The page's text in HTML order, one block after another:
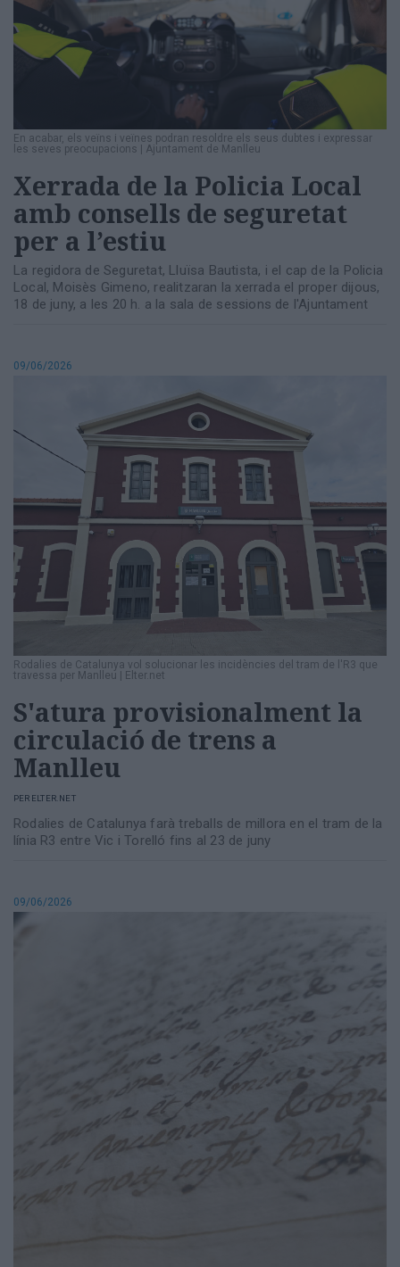
En acabar, els veïns i veïnes podran resoldre els seus dubtes i expressar
les seves preocupacions
Ajuntament de Manlleu
Xerrada de la Policia Local
amb consells de seguretat
per a l’estiu
La regidora de Seguretat, Lluïsa Bautista, i el cap de la Policia
Local, Moisès Gimeno, realitzaran la xerrada el proper dijous,
18 de juny, a les 20 h. a la sala de sessions de l'Ajuntament
09/06/2026
Rodalies de Catalunya vol solucionar les incidències del tram de l'R3 que
travessa per Manlleu
Elter.net
S'atura provisionalment la
circulació de trens a
Manlleu
PER ELTER.NET
Rodalies de Catalunya farà treballs de millora en el tram de la
línia R3 entre Vic i Torelló fins al 23 de juny
09/06/2026